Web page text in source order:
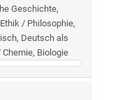
Geschichte,
/ Philosophie,
Deutsch als
Biologie